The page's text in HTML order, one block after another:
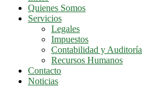
Quienes Somos
Servicios
Legales
Impuestos
Contabilidad y Auditoría
Recursos Humanos
Contacto
Noticias